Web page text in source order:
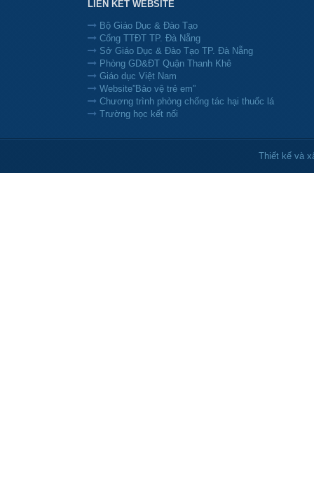
LIÊN KẾT WEBSITE
Bộ Giáo Dục & Đào Tạo
Cổng TTĐT TP. Đà Nẵng
Sở Giáo Dục & Đào Tạo TP. Đà Nẵng
Phòng GD&ĐT Quận Thanh Khê
Giáo dục Việt Nam
Website”Bảo vệ trẻ em”
Chương trình phòng chống tác hại thuốc lá
Trường học kết nối
Thiết kế và